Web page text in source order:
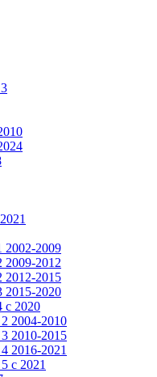
2002-2009
2009-2012
2012-2015
2015-2020
с 2020
2004-2010
2010-2015
2016-2021
с 2021